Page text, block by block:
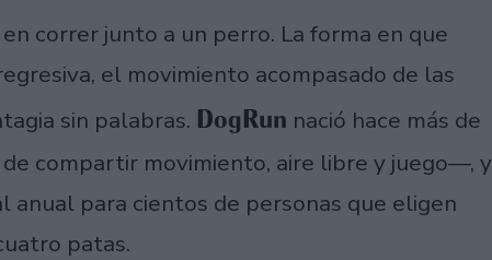
correr junto a un perro. La forma en que
el movimiento acompasado de las
sin palabras. DogRun nació hace más de
compartir movimiento, aire libre y juego—, y
para cientos de personas que eligen
patas.